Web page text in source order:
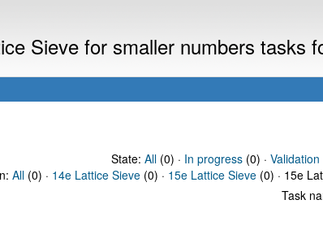
Sieve for smaller numbers tasks
State: All(0) · In progress(0) ·
All (0) · 14e Lattice Sieve (0) · 15e Lattice Sieve (0) · 15e
Task